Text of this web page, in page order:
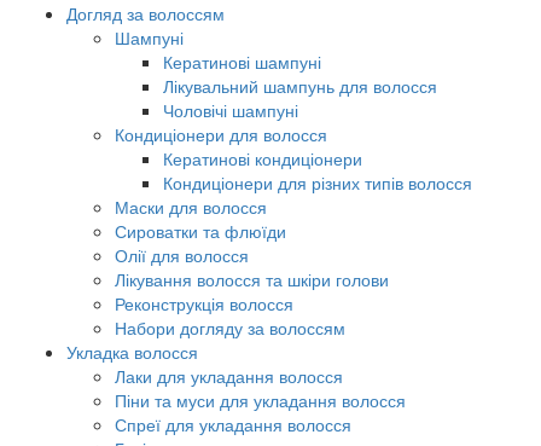
Догляд за волоссям
Шампуні
Кератинові шампуні
Лікувальний шампунь для волосся
Чоловічі шампуні
Кондиціонери для волосся
Кератинові кондиціонери
Кондиціонери для різних типів волосся
Маски для волосся
Сироватки та флюїди
Олії для волосся
Лікування волосся та шкіри голови
Реконструкція волосся
Набори догляду за волоссям
Укладка волосся
Лаки для укладання волосся
Піни та муси для укладання волосся
Спреї для укладання волосся